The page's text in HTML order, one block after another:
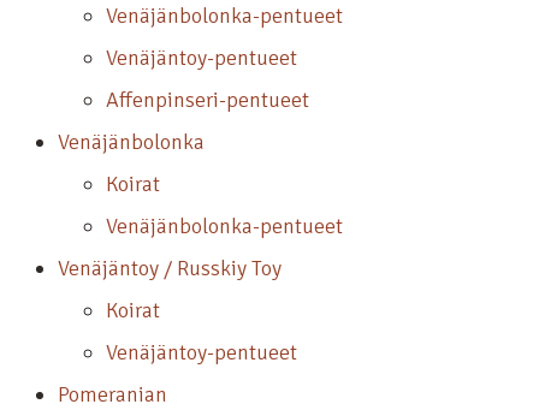
Venäjänbolonka-pentueet
Venäjäntoy-pentueet
Affenpinseri-pentueet
Venäjänbolonka
Koirat
Venäjänbolonka-pentueet
Venäjäntoy / Russkiy Toy
Koirat
Venäjäntoy-pentueet
Pomeranian